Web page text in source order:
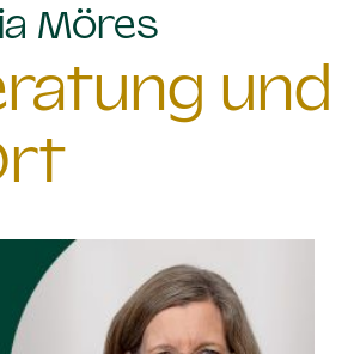
Möres